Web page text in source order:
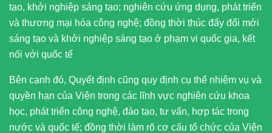
tạo, khởi nghiệp sáng tạo; nghiên cứu ứng dụng, phát triển
và thương mại hóa công nghệ; đồng thời thúc đẩy đổi mới
sáng tạo và khởi nghiệp sáng tạo ở phạm vi quốc gia, kết
nối với quốc tế
Bên cạnh đó, Quyết định cũng quy định cụ thể nhiệm vụ và
quyền hạn của Viện trong các lĩnh vực nghiên cứu khoa
học, phát triển công nghệ, đào tạo, tư vấn, hợp tác trong
nước và quốc tế; đồng thời làm rõ cơ cấu tổ chức của Viện